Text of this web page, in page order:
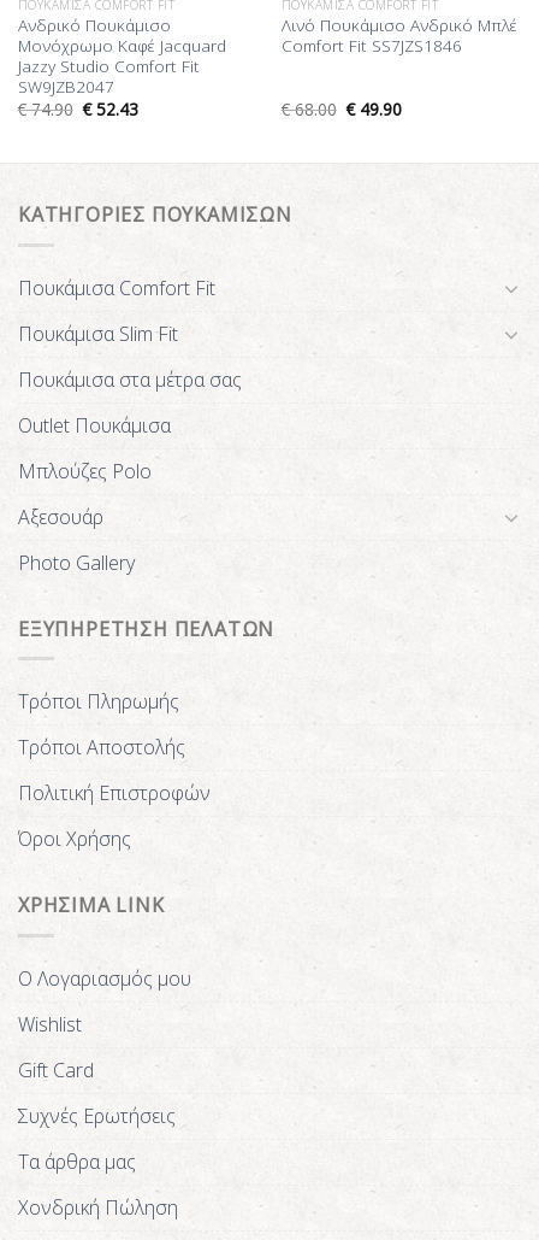
ΠΟΥΚΆΜΙΣΑ COMFORT FIT
Ανδρικό Πουκάμισο
Μονόχρωμο Καφέ Jacquard
Jazzy Studio Comfort Fit
SW9JZB2047
€74.90 €52.43
ΠΟΥΚΆΜΙΣΑ COMFORT FIT
Λινό Πουκάμισο Ανδρικό Μπλέ
Comfort Fit SS7JZS1846
€68.00 €49.90
ΚΑΤΗΓΟΡΙΕΣ ΠΟΥΚΑΜΙΣΩΝ
Πουκάμισα Comfort Fit
Πουκάμισα Slim Fit
Πουκάμισα στα μέτρα σας
Outlet Πουκάμισα
Μπλούζες Polo
Αξεσουάρ
Photo Gallery
ΕΞΥΠΗΡΕΤΗΣΗ ΠΕΛΑΤΩΝ
Τρόποι Πληρωμής
Τρόποι Αποστολής
Πολιτική Επιστροφών
Όροι Χρήσης
ΧΡΗΣΙΜΑ LINK
Ο Λογαριασμός μου
Wishlist
Gift Card
Συχνές Ερωτήσεις
Τα άρθρα μας
Χονδρική Πώληση